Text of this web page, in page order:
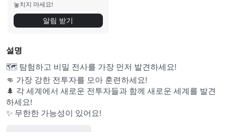
놓치지 마세요!
알림 받기
설명
🗺️ 탐험하고 비밀 전사를 가장 먼저 발견하세요!
👊 가장 강한 전투자를 모아 훈련하세요!
🌲 각 세계에서 새로운 전투자들과 함께 새로운 세계를 발견
하세요!